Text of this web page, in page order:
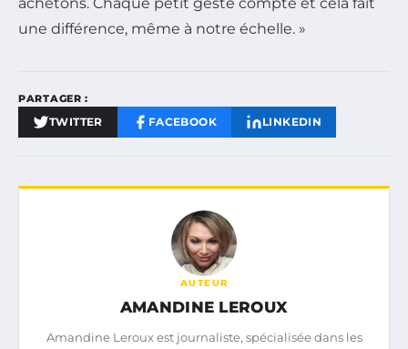
une différence, même à notre échelle. »
PARTAGER :
TWITTER FACEBOOK LINKEDIN
AUTEUR
AMANDINE LEROUX
Amandine Leroux est journaliste, spécialisée dans les